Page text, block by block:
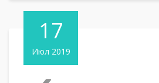
17
Июл 2019